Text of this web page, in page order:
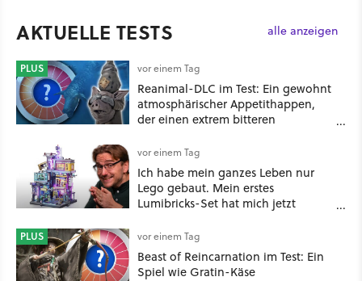
AKTUELLE TESTS alle anzeigen
PLUS vor einem Tag
Reanimal-DLC im Test: Ein gewohnt
atmosphärischer Appetithappen,
der einen extrem bitteren
vor einem Tag
Ich habe mein ganzes Leben nur
Lego gebaut. Mein erstes
Lumibricks-Set hat mich jetzt
Stack im Test
PLUS vor einem Tag
Beast of Reincarnation im Test: Ein
Spiel wie Gratin-Käse